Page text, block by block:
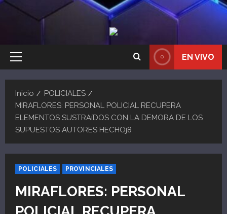
Menú
EN VIVO
Inicio
POLICIALES
MIRAFLORES: PERSONAL POLICIAL RECUPERA
ELEMENTOS SUSTRAíDOS CON LA DEMORA DE LOS
SUPUESTOS AUTORES HECHOj8
POLICIALES PROVINCIALES
MIRAFLORES: PERSONAL